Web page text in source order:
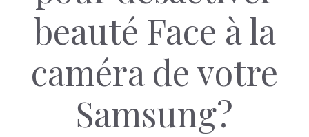
beauté Face à la
caméra de votre
Samsung?